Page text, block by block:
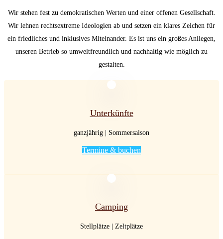
Wir stehen fest zu demokratischen Werten und einer offenen Gesellschaft.
Wir lehnen rechtsextreme Ideologien ab und setzen ein klares Zeichen für
ein friedliches und inklusives Miteinander. Es ist uns ein großes Anliegen,
unseren Betrieb so umweltfreundlich und nachhaltig wie möglich zu
gestalten.
Unterkünfte
ganzjährig | Sommersaison
Termine & buchen
Camping
Stellplätze | Zeltplätze